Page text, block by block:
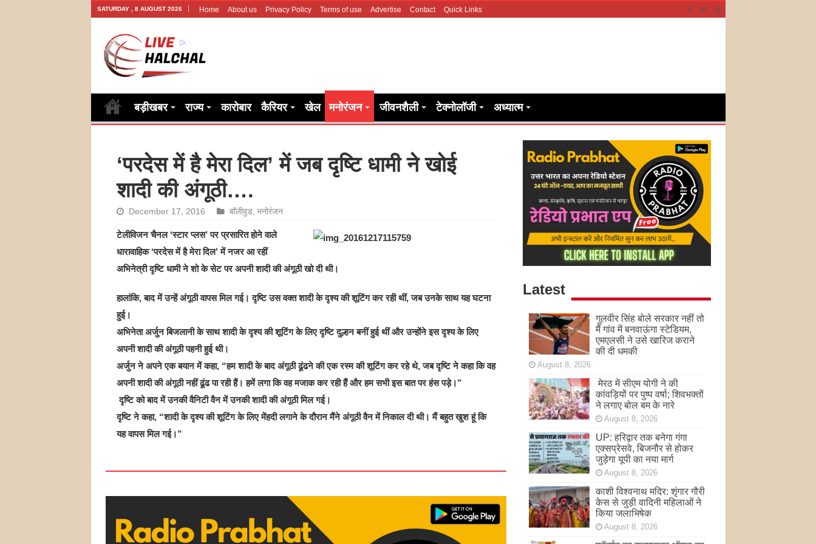
SATURDAY , 8 AUGUST 2026 Home About us Privacy Policy Terms of use Advertise Contact Quick Links
बड़ीखबर राज्य कारोबार कैरियर खेल मनोरंजन जीवनशैली टेक्नोलॉजी अध्यात्म
‘परदेस में है मेरा दिल’ में जब दृष्टि धामी ने खोई
शादी की अंगूठी….
December 17, 2016 बॉलीवुड, मनोरंजन
टेलीविजन चैनल ‘स्टार प्लस’ पर प्रसारित होने वाले
धारावाहिक ‘परदेस में है मेरा दिल’ में नजर आ रहीं
अभिनेत्री दृष्टि धामी ने शो के सेट पर अपनी शादी की अंगूठी खो दी थी।
हालांकि, बाद में उन्हें अंगूठी वापस मिल गई। दृष्टि उस वक्त शादी के दृश्य की शूटिंग कर रही थीं, जब उनके साथ यह घटना
हुई।
अभिनेता अर्जुन बिजलानी के साथ शादी के दृश्य की शूटिंग के लिए दृष्टि दुल्हन बनीं हुई थीं और उन्होंने इस दृश्य के लिए
अपनी शादी की अंगूठी पहनी हुई थी।
अर्जुन ने अपने एक बयान में कहा, “हम शादी के बाद अंगूठी ढूंढने की एक रस्म की शूटिंग कर रहे थे, जब दृष्टि ने कहा कि वह
अपनी शादी की अंगूठी नहीं ढूंढ पा रही हैं। हमें लगा कि वह मजाक कर रही हैं और हम सभी इस बात पर हंस पड़े।”
दृष्टि को बाद में उनकी वैनिटी वैन में उनकी शादी की अंगूठी मिल गई।
दृष्टि ने कहा, “शादी के दृश्य की शूटिंग के लिए मेंहदी लगाने के दौरान मैंने अंगूठी वैन में निकाल दी थी। मैं बहुत खुश हूं कि
यह वापस मिल गई।”
Latest
गुलवीर सिंह बोले सरकार नहीं तो
मैं गांव में बनवाऊंगा स्टेडियम,
एमएलसी ने उसे खारिज कराने
की दी धमकी
August 8, 2026
मेरठ में सीएम योगी ने की
कांवड़ियों पर पुष्प वर्षा; शिवभक्तों
ने लगाए बोल बम के नारे
August 8, 2026
UP: हरिद्वार तक बनेगा गंगा
एक्सप्रेसवे, बिजनौर से होकर
जुड़ेगा यूपी का नया मार्ग
August 8, 2026
काशी विश्वनाथ मदिर: शृंगार गौरी
केस से जुड़ी वादिनी महिलाओं ने
किया जलाभिषेक
August 8, 2026